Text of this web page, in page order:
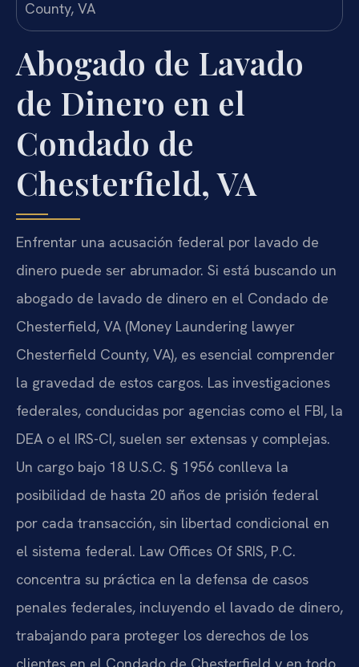
Abogado de Lavado
de Dinero en el
Condado de
Chesterfield, VA
Enfrentar una acusación federal por lavado de
dinero puede ser abrumador. Si está buscando un
abogado de lavado de dinero en el Condado de
Chesterfield, VA (Money Laundering lawyer
Chesterfield County, VA), es esencial comprender
la gravedad de estos cargos. Las investigaciones
federales, conducidas por agencias como el FBI, la
DEA o el IRS-CI, suelen ser extensas y complejas.
Un cargo bajo 18 U.S.C. § 1956 conlleva la
posibilidad de hasta 20 años de prisión federal
por cada transacción, sin libertad condicional en
el sistema federal. Law Offices Of SRIS, P.C.
concentra su práctica en la defensa de casos
penales federales, incluyendo el lavado de dinero,
trabajando para proteger los derechos de los